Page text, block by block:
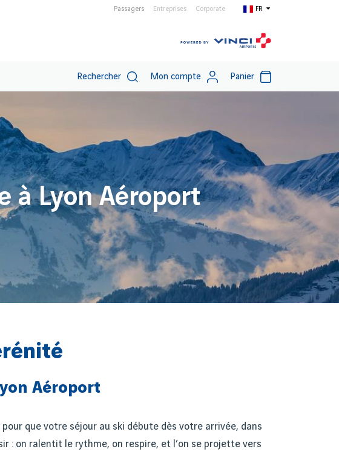
Passagers Entreprises Corporate FR
Rechercher Mon compte Panier
à Lyon Aéroport
Aéroport
que votre séjour au ski débute dès votre arrivée, dans
: on ralentit le rythme, on respire, et l ’on se projette vers